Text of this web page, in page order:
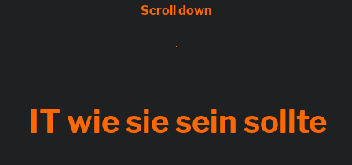
IT wie sie sein sollte